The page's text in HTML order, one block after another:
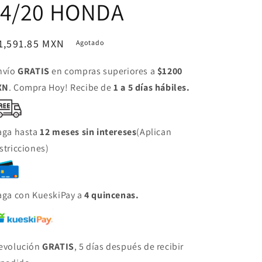
20 HONDA
MXN Agotado
GRATISen compras superiores a $1200
. Compra Hoy! Recibe de1 a 5 días hábiles.
hasta12 meses sin intereses(Aplican
con KueskiPay a4 quincenas.
GRATIS, 5 días después de recibir